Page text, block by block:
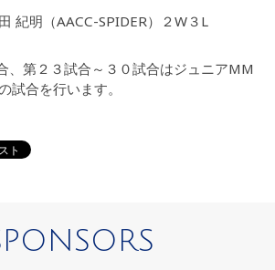
AACC-SPIDER）２W３L
、第２３試合～３０試合はジュニアMM
試合を行います。